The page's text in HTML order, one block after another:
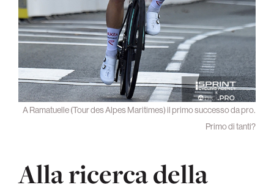
A Ramatuelle (Tour des Alpes Maritimes) il primo successo da pro.
Primo di tanti?
Alla ricerca della